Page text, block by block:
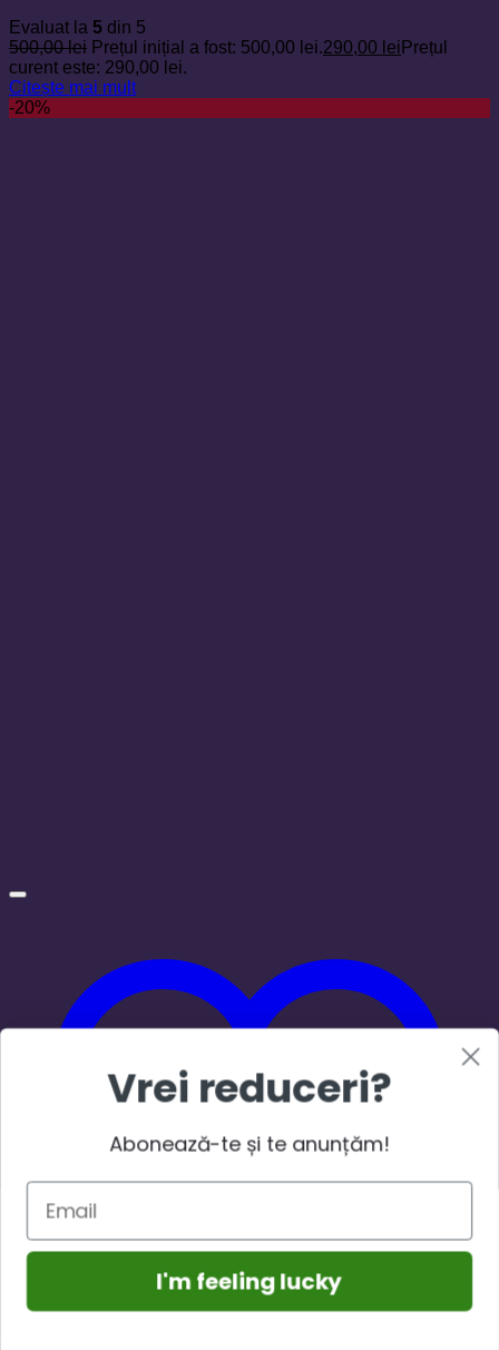
Evaluat la 5 din 5
500,00lei Prețul inițial a fost: 500,00 lei.290,00 lei Prețul
curent este: 290,00 lei.
Citește mai mult
-20%
Vrei reduceri?
Abonează-te și te anunțăm!
I'm feeling lucky